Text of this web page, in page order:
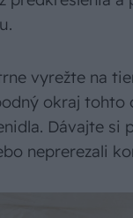
vyrežte na
okraj
Dávajte si
neprerezali